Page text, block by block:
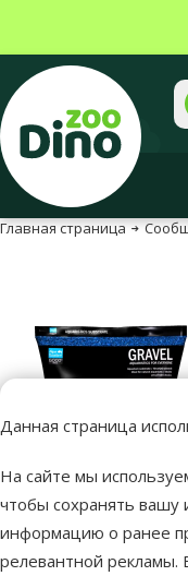
Данная страница
На сайте мы
чтобы сохранять вашу
информацию о ранее
релевантной рекламы.
Главная страница
Сообщить мне о